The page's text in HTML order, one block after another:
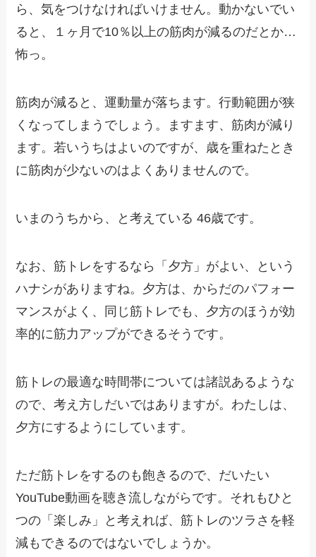
ら、気をつけなければいけません。動かないでい
ると、１ヶ月で10％以上の筋肉が減るのだとか…
怖っ。
筋肉が減ると、運動量が落ちます。行動範囲が狭
くなってしまうでしょう。ますます、筋肉が減り
ます。若いうちはよいのですが、歳を重ねたとき
に筋肉が少ないのはよくありませんので。
いまのうちから、と考えている 46歳です。
なお、筋トレをするなら「夕方」がよい、という
ハナシがありますね。夕方は、からだのパフォー
マンスがよく、同じ筋トレでも、夕方のほうが効
率的に筋力アップができるそうです。
筋トレの最適な時間帯については諸説あるような
ので、考え方しだいではありますが。わたしは、
夕方にするようにしています。
ただ筋トレをするのも飽きるので、だいたい
YouTube動画を聴き流しながらです。それもひと
つの「楽しみ」と考えれば、筋トレのツラさを軽
減もできるのではないでしょうか。